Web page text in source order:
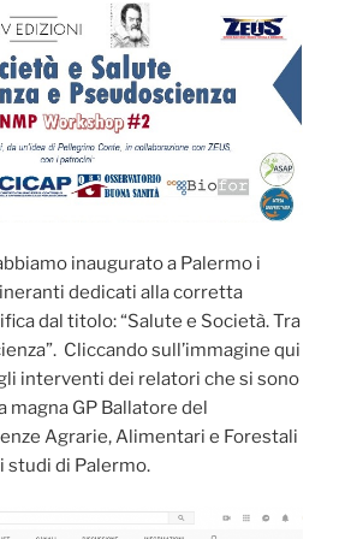
inaugurato a Palermo i
dedicati alla corretta
dal titolo: “Salute e Società. Tra
Cliccando sull’immagine qui
interventi dei relatori che si sono
magna GP Ballatore del
Agrarie, Alimentari e Forestali
studi di Palermo.